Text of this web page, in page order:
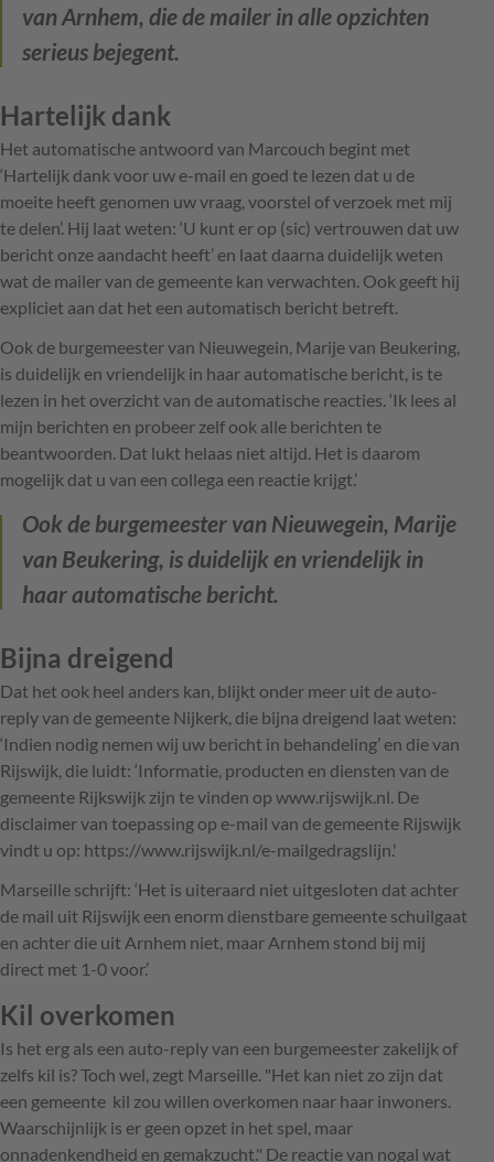
van Arnhem, die de mailer in alle opzichten
serieus bejegent.
Hartelijk dank
Het automatische antwoord van Marcouch begint met
‘Hartelijk dank voor uw e-mail en goed te lezen dat u de
moeite heeft genomen uw vraag, voorstel of verzoek met mij
te delen’. Hij laat weten: ‘U kunt er op (sic) vertrouwen dat uw
bericht onze aandacht heeft’ en laat daarna duidelijk weten
wat de mailer van de gemeente kan verwachten. Ook geeft hij
expliciet aan dat het een automatisch bericht betreft.
Ook de burgemeester van Nieuwegein, Marije van Beukering,
is duidelijk en vriendelijk in haar automatische bericht, is te
lezen in het overzicht van de automatische reacties. ‘Ik lees al
mijn berichten en probeer zelf ook alle berichten te
beantwoorden. Dat lukt helaas niet altijd. Het is daarom
mogelijk dat u van een collega een reactie krijgt.’
Ook de burgemeester van Nieuwegein, Marije
van Beukering, is duidelijk en vriendelijk in
haar automatische bericht.
Bijna dreigend
Dat het ook heel anders kan, blijkt onder meer uit de auto-
reply van de gemeente Nijkerk, die bijna dreigend laat weten:
‘Indien nodig nemen wij uw bericht in behandeling’ en die van
Rijswijk, die luidt: ‘Informatie, producten en diensten van de
gemeente Rijkswijk zijn te vinden op www.rijswijk.nl. De
disclaimer van toepassing op e-mail van de gemeente Rijswijk
vindt u op: https://www.rijswijk.nl/e-mailgedragslijn.'
Marseille schrijft: ‘Het is uiteraard niet uitgesloten dat achter
de mail uit Rijswijk een enorm dienstbare gemeente schuilgaat
en achter die uit Arnhem niet, maar Arnhem stond bij mij
direct met 1-0 voor.’
Kil overkomen
Is het erg als een auto-reply van een burgemeester zakelijk of
zelfs kil is? Toch wel, zegt Marseille. "Het kan niet zo zijn dat
een gemeente kil zou willen overkomen naar haar inwoners.
Waarschijnlijk is er geen opzet in het spel, maar
onnadenkendheid en gemakzucht." De reactie van nogal wat